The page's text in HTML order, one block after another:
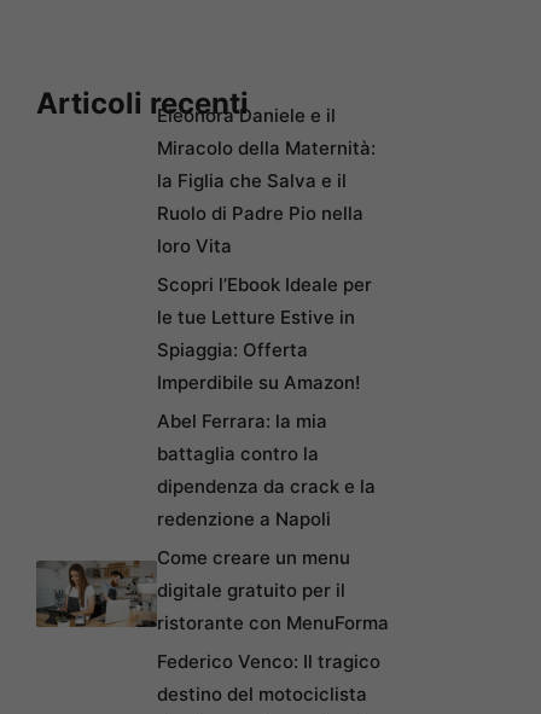
Articoli recentiEleonora Daniele e il
Miracolo della Maternità:
la Figlia che Salva e il
Ruolo di Padre Pio nella
loro Vita
Scopri l’Ebook Ideale per
le tue Letture Estive in
Spiaggia: Offerta
Imperdibile su Amazon!
Abel Ferrara: la mia
battaglia contro la
dipendenza da crack e la
redenzione a Napoli
Come creare un menu
digitale gratuito per il
ristorante con MenuForma
Federico Venco: Il tragico
destino del motociclista